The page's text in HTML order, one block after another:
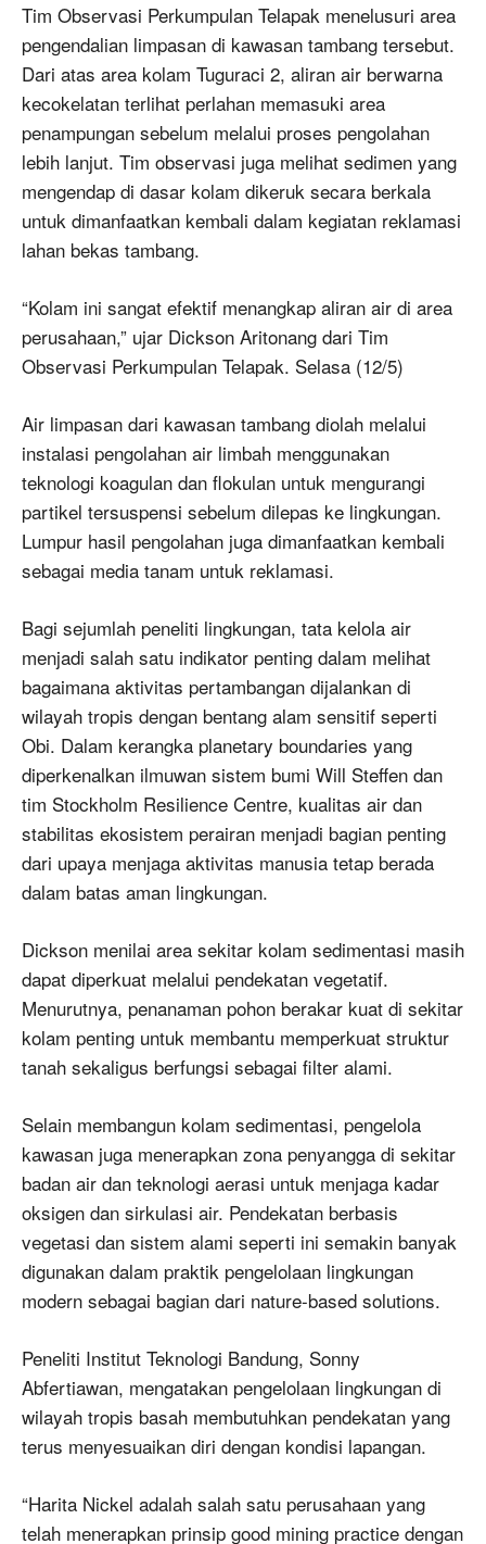
Tim Observasi Perkumpulan Telapak menelusuri area
pengendalian limpasan di kawasan tambang tersebut.
Dari atas area kolam Tuguraci 2, aliran air berwarna
kecokelatan terlihat perlahan memasuki area
penampungan sebelum melalui proses pengolahan
lebih lanjut. Tim observasi juga melihat sedimen yang
mengendap di dasar kolam dikeruk secara berkala
untuk dimanfaatkan kembali dalam kegiatan reklamasi
lahan bekas tambang.
“Kolam ini sangat efektif menangkap aliran air di area
perusahaan,” ujar Dickson Aritonang dari Tim
Observasi Perkumpulan Telapak. Selasa (12/5)
Air limpasan dari kawasan tambang diolah melalui
instalasi pengolahan air limbah menggunakan
teknologi koagulan dan flokulan untuk mengurangi
partikel tersuspensi sebelum dilepas ke lingkungan.
Lumpur hasil pengolahan juga dimanfaatkan kembali
sebagai media tanam untuk reklamasi.
Bagi sejumlah peneliti lingkungan, tata kelola air
menjadi salah satu indikator penting dalam melihat
bagaimana aktivitas pertambangan dijalankan di
wilayah tropis dengan bentang alam sensitif seperti
Obi. Dalam kerangka planetary boundaries yang
diperkenalkan ilmuwan sistem bumi Will Steffen dan
tim Stockholm Resilience Centre, kualitas air dan
stabilitas ekosistem perairan menjadi bagian penting
dari upaya menjaga aktivitas manusia tetap berada
dalam batas aman lingkungan.
Dickson menilai area sekitar kolam sedimentasi masih
dapat diperkuat melalui pendekatan vegetatif.
Menurutnya, penanaman pohon berakar kuat di sekitar
kolam penting untuk membantu memperkuat struktur
tanah sekaligus berfungsi sebagai filter alami.
Selain membangun kolam sedimentasi, pengelola
kawasan juga menerapkan zona penyangga di sekitar
badan air dan teknologi aerasi untuk menjaga kadar
oksigen dan sirkulasi air. Pendekatan berbasis
vegetasi dan sistem alami seperti ini semakin banyak
digunakan dalam praktik pengelolaan lingkungan
modern sebagai bagian dari nature-based solutions.
Peneliti Institut Teknologi Bandung, Sonny
Abfertiawan, mengatakan pengelolaan lingkungan di
wilayah tropis basah membutuhkan pendekatan yang
terus menyesuaikan diri dengan kondisi lapangan.
“Harita Nickel adalah salah satu perusahaan yang
telah menerapkan prinsip good mining practice dengan